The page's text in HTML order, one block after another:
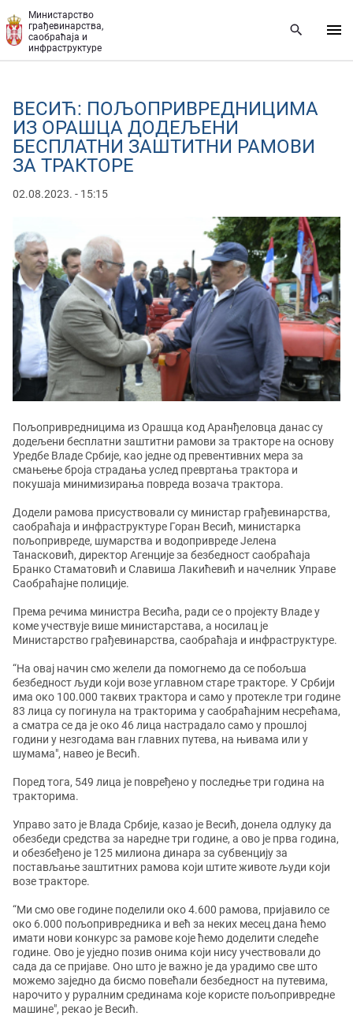
Министарство
грађевинарства,
саобраћаја и
инфраструктуре
ВЕСИЋ: ПОЉОПРИВРЕДНИЦИМА
ИЗ ОРАШЦА ДОДЕЉЕНИ
БЕСПЛАТНИ ЗАШТИТНИ РАМОВИ
ЗА ТРАКТОРЕ
02.08.2023. - 15:15
Пољопривредницима из Орашца код Аранђеловца данас су
додељени бесплатни заштитни рамови за тракторе на основу
Уредбе Владе Србије, као једне од превентивних мера за
смањење броја страдања услед превртања трактора и
покушаја минимизирања повреда возача трактора.
Додели рамова присуствовали су министар грађевинарства,
саобраћаја и инфраструктуре Горан Весић, министарка
пољопривреде, шумарства и водопривреде Јелена
Танасковић, директор Агенције за безбедност саобраћаја
Бранко Стаматовић и Славиша Лакићевић и начелник Управе
Саобраћајне полиције.
Према речима министра Весића, ради се о пројекту Владе у
коме учествује више министарстава, а носилац је
Министарство грађевинарства, саобраћаја и инфраструктуре.
“На овај начин смо желели да помогнемо да се побољша
безбедност људи који возе углавном старе тракторе. У Србији
има око 100.000 таквих трактора и само у протекле три године
83 лица су погинула на тракторима у саобраћајним несрећама,
а сматра се да је око 46 лица настрадало само у прошлој
години у незгодама ван главних путева, на њивама или у
шумама", навео је Весић.
Поред тога, 549 лица је повређено у последње три година на
тракторима.
Управо зато је Влада Србије, казао је Весић, донела одлуку да
обезбеди средства за наредне три године, а ово је прва година,
и обезбеђено је 125 милиона динара за субвенцију за
постављање заштитних рамова који штите животе људи који
возе тракторе.
“Ми смо ове године поделили око 4.600 рамова, пријавило се
око 6.000 пољопривредника и већ за неких месец дана ћемо
имати нови конкурс за рамове које ћемо доделити следеће
године. Ово је уједно позив онима који нису учествовали до
сада да се пријаве. Оно што је важно је да урадимо све што
можемо заједно да бисмо повећали безбедност на путевима,
нарочито у руралним срединама које користе пољопривредне
машине", рекао је Весић.